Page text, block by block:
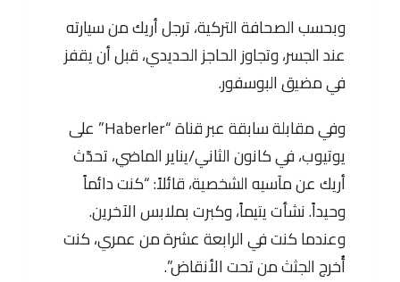
وبحسب الصحافة التركية، ترجل أريك من سيارته
عند الجسر، وتجاوز الحاجز الحديدي، قبل أن يقفز
في مضيق البوسفور.
وفي مقابلة سابقة عبر قناة “Haberler” على
يوتيوب، في كانون الثاني/يناير الماضي، تحدّث
أريك عن مآسيه الشخصية، قائلاً: “كنت دائماً
وحيداً. نشأت يتيماً، وكبرت بملابس الآخرين.
وعندما كنت في الرابعة عشرة من عمري، كنت
أُخرج الجثث من تحت الأنقاض”.